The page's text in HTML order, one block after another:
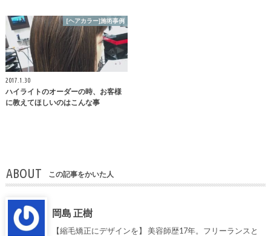
[ヘアカラー]施術事例
2017.1.30
ハイライトのオーダーの時、お客様
に教えてほしいのはこんな事
ABOUT この記事をかいた人
岡島 正樹
【縮毛矯正にデザインを】 美容師歴17年。フリーランスと